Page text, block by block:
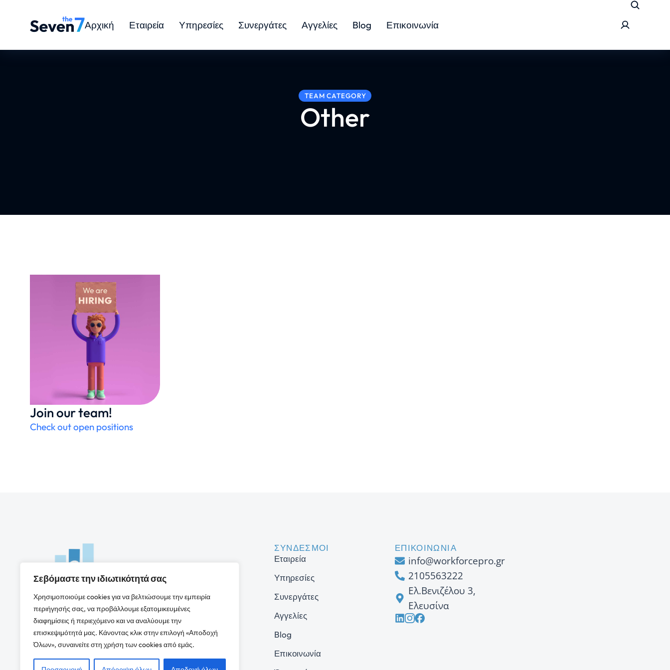
Σεβόμαστε την ιδιωτικότητά σας
Χρησιμοποιούμε cookies για να βελτιώσουμε την εμπειρία
περιήγησής σας, να προβάλλουμε εξατομικευμένες
διαφημίσεις ή περιεχόμενο και να αναλύουμε την
επισκεψιμότητά μας. Κάνοντας κλικ στην επιλογή «Αποδοχή
Όλων», συναινείτε στη χρήση των cookies από εμάς.
Αρχική Εταιρεία Υπηρεσίες Συνεργάτες Αγγελίες Blog Επικοινωνία
TEAM CATEGORY
Other
Join our team!
Check out open positions
ΣΥΝΔΕΣΜΟΙ
Εταιρεία
Υπηρεσίες
Συνεργάτες
Αγγελίες
Blog
Επικοινωνία
ΕΠΙΚΟΙΝΩΝΙΑ
info@workforcepro.gr
2105563222
Ελ.Βενιζέλου 3,
Ελευσίνα